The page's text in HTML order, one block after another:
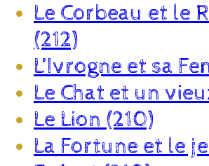
Le Corbeau et le
(212)
L’Ivrogne et sa
Le Chat et un
Le Lion (210)
La Fortune et le